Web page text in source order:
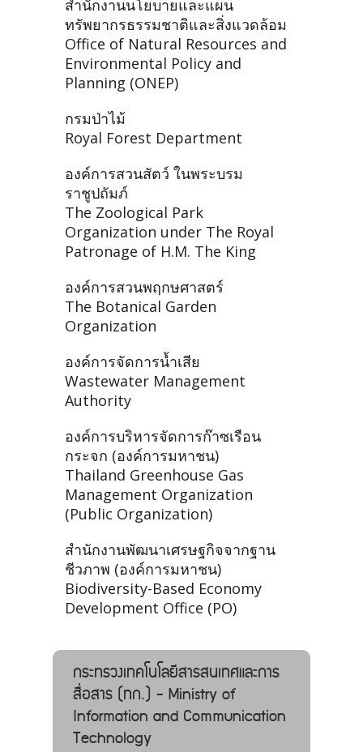
สำนักงานนโยบายและแผน
ทรัพยากรธรรมชาติและสิ่งแวดล้อม
Office of Natural Resources and
Environmental Policy and
Planning (ONEP)
กรมป่าไม้
Royal Forest Department
องค์การสวนสัตว์ ในพระบรม
ราชูปถัมภ์
The Zoological Park
Organization under The Royal
Patronage of H.M. The King
องค์การสวนพฤกษศาสตร์
The Botanical Garden
Organization
องค์การจัดการน้ำเสีย
Wastewater Management
Authority
องค์การบริหารจัดการก๊าซเรือน
กระจก (องค์การมหาชน)
Thailand Greenhouse Gas
Management Organization
(Public Organization)
สำนักงานพัฒนาเศรษฐกิจจากฐาน
ชีวภาพ (องค์การมหาชน)
Biodiversity-Based Economy
Development Office (PO)
กระทรวงเทคโนโลยีสารสนเทศและการ
สื่อสาร (ทก.) - Ministry of
Information and Communication
Technology